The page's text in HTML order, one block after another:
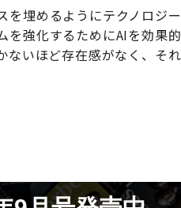
を埋めるようにテクノロジ
強化するためにAIを効果
いほど存在感がなく、そ